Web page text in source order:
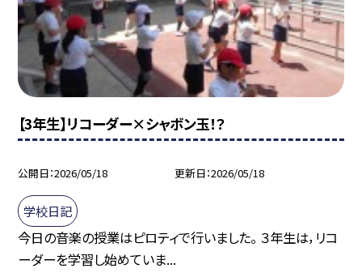
【3年生】リコーダー×シャボン玉！？
公開日 2026/05/18 更新日 2026/05/18
学校日記
今日の音楽の授業はピロティで行いました。 ３年生は，リコ
ーダーを学習し始めていま...